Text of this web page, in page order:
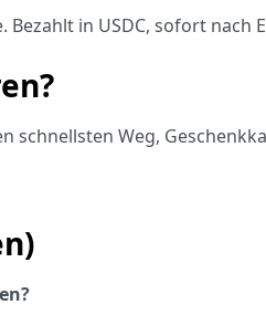
in USDC, sofort nach
schnellsten Weg,